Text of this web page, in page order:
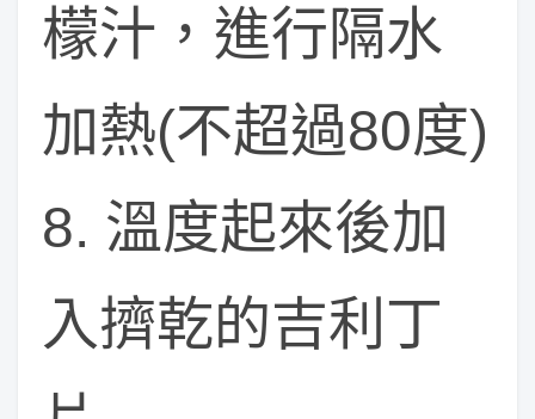
檬汁，進行隔水
加熱(不超過80度)
8. 溫度起來後加
入擠乾的吉利丁